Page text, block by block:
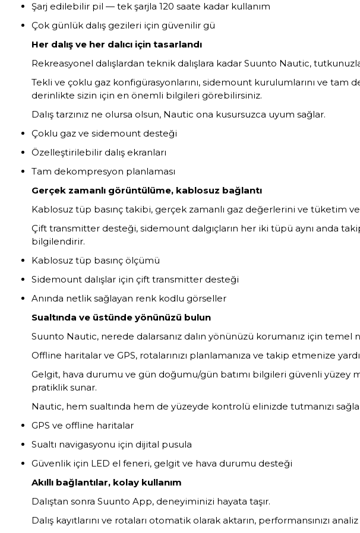
Şarj edilebilir pil — tek şarjla 120 saate kadar kullanım
Çok günlük dalış gezileri için güvenilir gü
Her dalış ve her dalıcı için tasarlandı
Rekreasyonel dalışlardan teknik dalışlara kadar Suunto Nautic,
Tekli ve çoklu gaz konfigürasyonlarını, sidemount kurulumlarını ve tam
derinlikte sizin için en önemli bilgileri görebilirsiniz.
Dalış tarzınız ne olursa olsun, Nautic ona kusursuzca uyum sağlar.
Çoklu gaz ve sidemount desteği
Özelleştirilebilir dalış ekranları
Tam dekompresyon planlaması
Gerçek zamanlı görüntülüme, kablosuz bağlantı
Kablosuz tüp basınç takibi, gerçek zamanlı gaz değerlerini ve tüketim
Çift transmitter desteği, sidemount dalgıçların her iki tüpü aynı anda
bilgilendirir.
Kablosuz tüp basınç ölçümü
Sidemount dalışlar için çift transmitter desteği
Anında netlik sağlayan renk kodlu görseller
Sualtında ve üstünde yönünüzü bulun
Suunto Nautic, nerede dalarsanız dalın yönünüzü korumanız için temel
Offline haritalar ve GPS, rotalarınızı planlamanıza ve takip etmenize
Gelgit, hava durumu ve gün doğumu/gün batımı bilgileri güvenli yüzey
pratiklik sunar.
Nautic, hem sualtında hem de yüzeyde kontrolü elinizde tutmanızı
GPS ve offline haritalar
Sualtı navigasyonu için dijital pusula
Güvenlik için LED el feneri, gelgit ve hava durumu desteği
Akıllı bağlantılar, kolay kullanım
Dalıştan sonra Suunto App, deneyiminizi hayata taşır.
Dalış kayıtlarını ve rotaları otomatik olarak aktarın, performansınızı